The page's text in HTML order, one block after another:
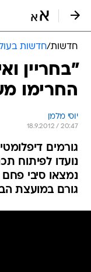
חדשות/חדשות
"בחריין
החרימו
יוסי מלמן
18.9.2012 / 20:47
גורמים
נועדו לפיתוח
נמצאו סיבי
גורם במועצת